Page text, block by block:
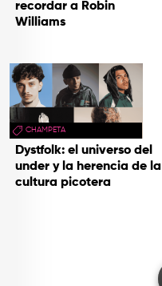
recordar a Robin
Williams
CHAMPETA
Dystfolk: el universo del
under y la herencia de la
cultura picotera